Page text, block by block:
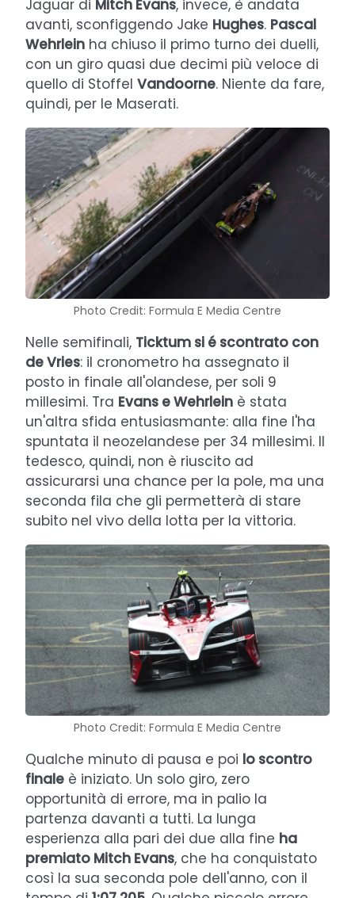
Jaguar di Mitch Evans, invece, è andata
avanti, sconfiggendo Jake Hughes. Pascal
Wehrlein ha chiuso il primo turno dei duelli,
con un giro quasi due decimi più veloce di
quello di Stoffel Vandoorne. Niente da fare,
quindi, per le Maserati.
Photo Credit: Formula E Media Centre
Nelle semifinali, Ticktum si é scontrato con
de Vries: il cronometro ha assegnato il
posto in finale all'olandese, per soli 9
millesimi. Tra Evans e Wehrlein è stata
un'altra sfida entusiasmante: alla fine l'ha
spuntata il neozelandese per 34 millesimi. Il
tedesco, quindi, non è riuscito ad
assicurarsi una chance per la pole, ma una
seconda fila che gli permetterà di stare
subito nel vivo della lotta per la vittoria.
Photo Credit: Formula E Media Centre
Qualche minuto di pausa e poi lo scontro
finale è iniziato. Un solo giro, zero
opportunità di errore, ma in palio la
partenza davanti a tutti. La lunga
esperienza alla pari dei due alla fine ha
premiato Mitch Evans, che ha conquistato
così la sua seconda pole dell'anno, con il